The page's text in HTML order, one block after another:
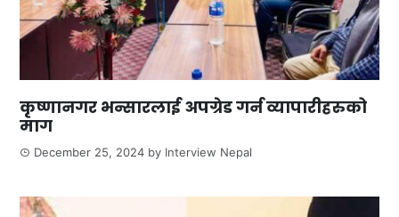
कृष्णानगर भन्सारलाई अपग्रेड गर्न व्यापारीहरुको
माग
December 25, 2024 by Interview Nepal